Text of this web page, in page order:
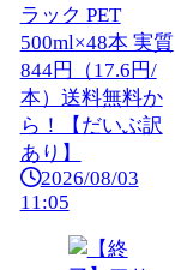
ラック PET
500ml×48本 実質
844円（17.6円/
本）送料無料か
ら！【だいぶ訳
あり】
2026/08/03
11:05